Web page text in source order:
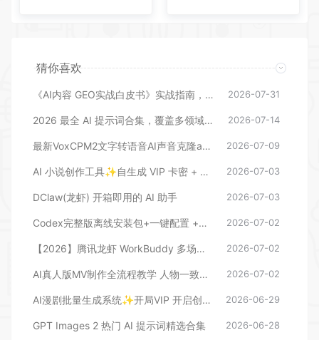
猜你喜欢
《AI内容 GEO实战白皮书》实战指南，手把手教你用AI内容+GEO抢占大模型流量红利 2026-07-31
2026 最全 AI 提示词合集，覆盖多领域 + 多平台通用 2026-07-14
最新VoxCPM2文字转语音AI声音克隆ai语音设计多角色对话影视解说 2026-07-09
AI 小说创作工具✨自生成 VIP 卡密 + 详细教程 2026-07-03
DClaw(龙虾) 开箱即用的 AI 助手 2026-07-03
Codex完整版离线安装包+一键配置 +进阶ccswitch 软件包+基础引导教程 2026-07-02
【2026】腾讯龙虾 WorkBuddy 多场景 AI 办公新范式实战 2026-07-02
AI真人版MV制作全流程教学 人物一致性技巧（视频文档） 2026-07-02
AI漫剧批量生成系统✨开局VIP 开启创作自由 2026-06-29
GPT Images 2 热门 AI 提示词精选合集 2026-06-28